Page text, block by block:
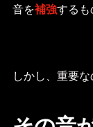
音を補強するも
しかし、重要な